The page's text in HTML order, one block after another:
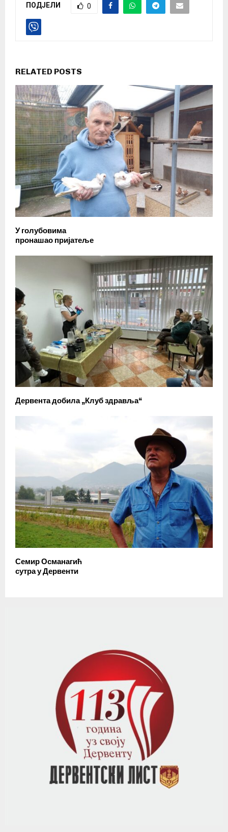
ПОДЈЕЛИ 0
RELATED POSTS
У голубовима
пронашао пријатеље
Дервента добила „Клуб здравља“
Семир Османагић
сутра у Дервенти